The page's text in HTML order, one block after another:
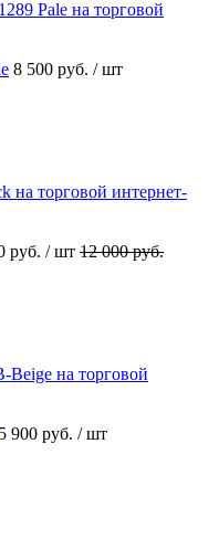
8 500 руб. / шт
руб. / шт 12 000 руб.
5 900 руб. / шт